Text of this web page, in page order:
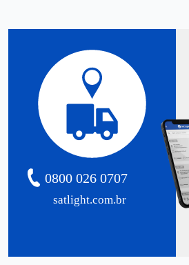
satlight.com.br
0800 026 0707